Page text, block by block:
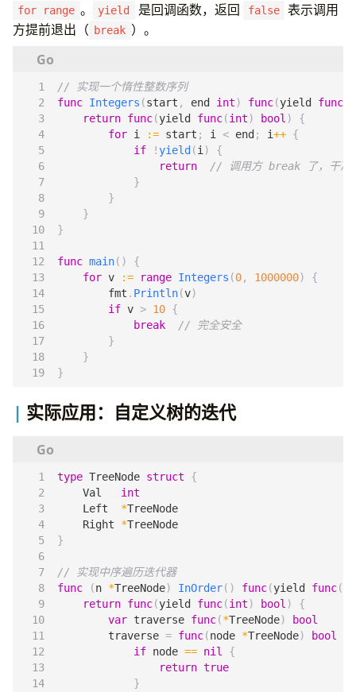
for range 。 yield 是回调函数，返回 false
表示调用
方提前退出（ break ）。
// 实现一个惰性整数序列
func Integers (start , end int) func(yield func
return func(yield func(int) bool )
{
for i := start ; i < end ; i++ {
if
! yield (i )
{
return
// 调用方 break 了，干净
}
}
}
}
func main()
{
for v := range Integers (0, 1000000)
{
fmt . Println(v)
if v > 10 {
break
// 完全安全
}
}
}
实际应用：自定义树的迭代
type TreeNode struct
{
Val
int
Left
*TreeNode
Right
*TreeNode
}
// 实现中序遍历迭代器
func
(n *TreeNode) InOrder() func(yield func(
return func(yield func(int) bool)
{
var traverse func(*TreeNode)
bool
traverse = func(node *TreeNode) bool
if node == nil
{
return true
}